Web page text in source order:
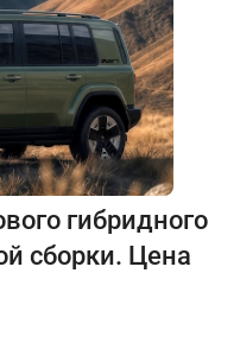
гибридного
сборки. Цена